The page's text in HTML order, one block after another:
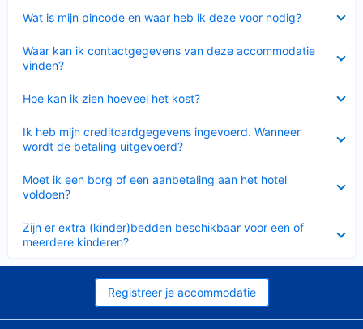
Wat is mijn pincode en waar heb ik deze voor nodig?
Waar kan ik contactgegevens van deze accommodatie
vinden?
Hoe kan ik zien hoeveel het kost?
Ik heb mijn creditcardgegevens ingevoerd. Wanneer
wordt de betaling uitgevoerd?
Moet ik een borg of een aanbetaling aan het hotel
voldoen?
Zijn er extra (kinder)bedden beschikbaar voor een of
meerdere kinderen?
Registreer je accommodatie